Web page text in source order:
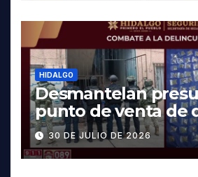
HIDALGO
Desmantelan
punto de venta de
Pachuca; hay dos
30 DE JULIO DE 2026